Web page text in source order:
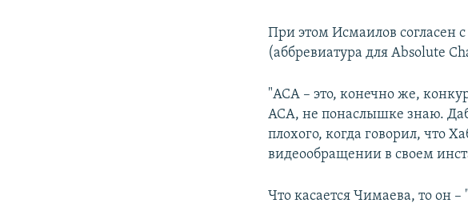
При этом Исмаилов согласен
(аббревиатура для Absolute
"АСА – это, конечно же,
АСА, не понаслышке знаю.
плохого, когда говорил, что
видеообращении в своем
Что касается Чимаева, то он –